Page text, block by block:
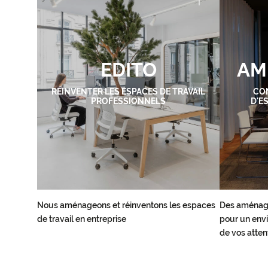
EDITO
RÉINVENTER LES ESPACES DE TRAVAIL
PROFESSIONNELS
Nous aménageons et réinventons les espaces
de travail en entreprise
Des
pour un
de vos